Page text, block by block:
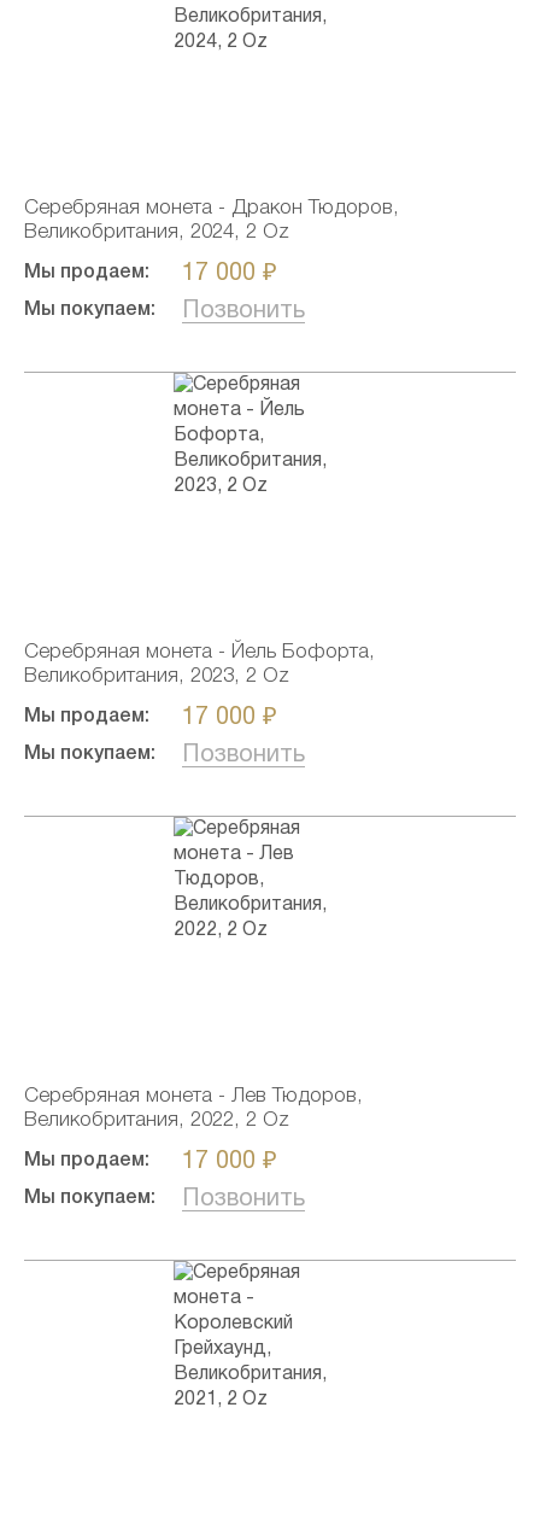
Серебряная монета - Дракон Тюдоров,
Великобритания, 2024, 2 Oz
Мы продаем: 17 000 ₽
Мы покупаем: Позвонить
Серебряная монета - Йель Бофорта,
Великобритания, 2023, 2 Oz
Мы продаем: 17 000 ₽
Мы покупаем: Позвонить
Серебряная монета - Лев Тюдоров,
Великобритания, 2022, 2 Oz
Мы продаем: 17 000 ₽
Мы покупаем: Позвонить